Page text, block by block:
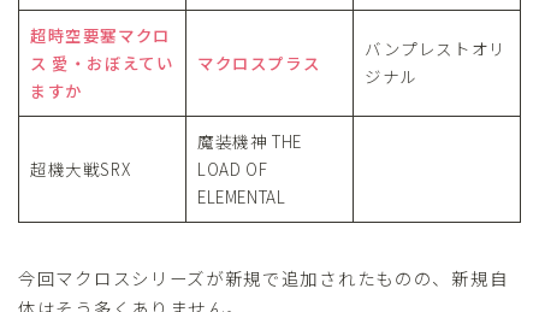
超時空要塞マクロ
ス 愛・おぼえてい
ますか
マクロスプラス
バンプレストオリ
ジナル
超機大戦SRX
魔装機神 THE
LOAD OF
ELEMENTAL
今回マクロスシリーズが新規で追加されたものの、新規自